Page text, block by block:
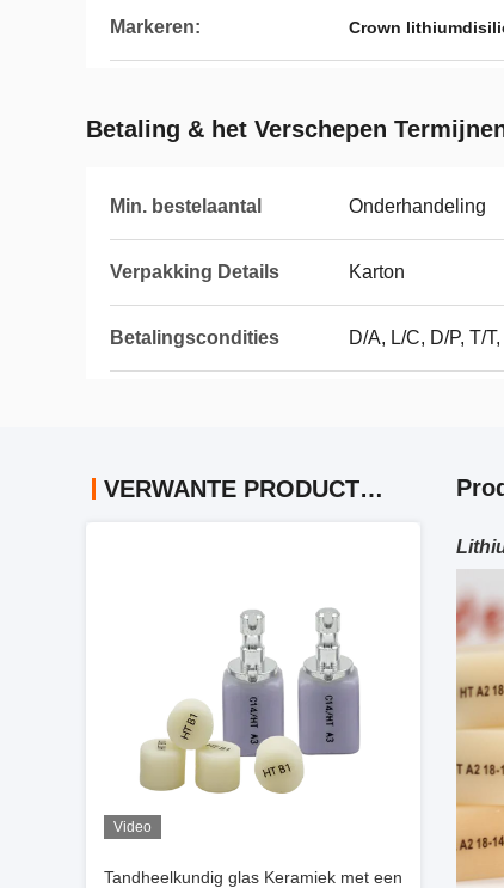
Markeren: Crown
Betaling & het Verschepen
Min. bestelaantal Onderhandeling
Verpakking Details Karton
Betalingscondities D/A, L/C, D/P, T/
VERWANTE PRODUCTEN
Video
Tandheelkundig glas Keramiek met een